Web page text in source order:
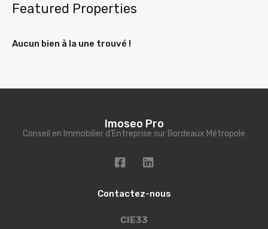
Featured Properties
Aucun bien à la une trouvé !
Imoseo Pro
Conseil en Immobilier d'Entreprise sur Bordeaux Métropole
Contactez-nous
CIE33